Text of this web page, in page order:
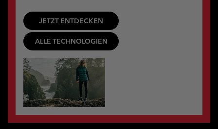
JETZT ENTDECKEN
ALLE TECHNOLOGIEN